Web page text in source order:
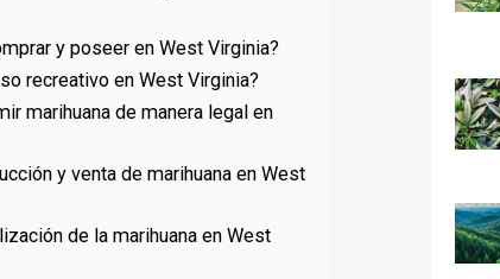
y poseer en West Virginia?
recreativo en West Virginia?
marihuana de manera legal en
y venta de marihuana en West
de la marihuana en West